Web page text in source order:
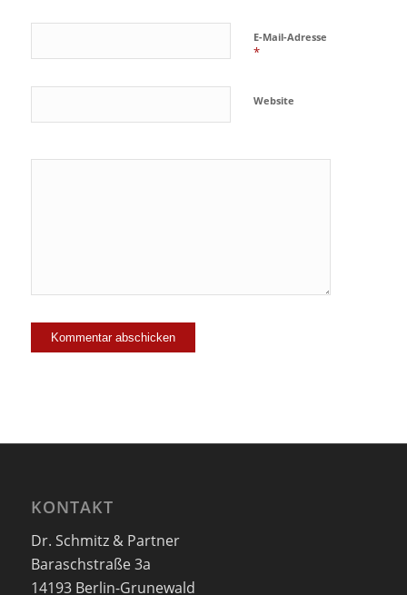
E-Mail-Adresse
*
Website
KONTAKT
Dr. Schmitz & Partner
Baraschstraße 3a
14193 Berlin-Grunewald